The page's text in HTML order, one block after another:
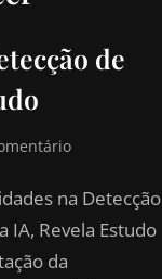
de
na Detecção
IA, Revela Estudo
da